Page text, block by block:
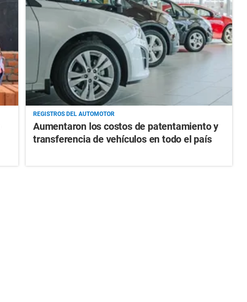
REGISTROS DEL AUTOMOTOR
Aumentaron los costos de patentamiento y
transferencia de vehículos en todo el país